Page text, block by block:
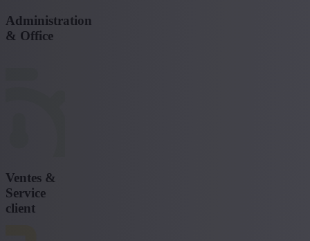
Administration
& Office
Ventes &
Service
client